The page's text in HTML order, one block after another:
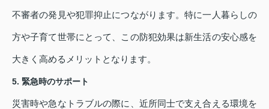
不審者の発見や犯罪抑止につながります。特に一人暮らしの
方や子育て世帯にとって、この防犯効果は新生活の安心感を
大きく高めるメリットとなります。
5. 緊急時のサポート
災害時や急なトラブルの際に、近所同士で支え合える環境を